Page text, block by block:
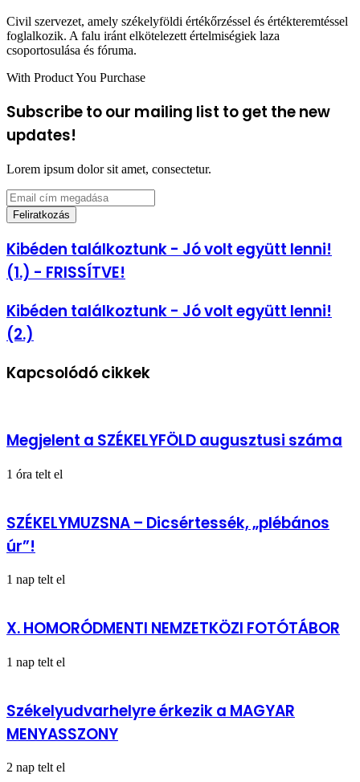
Civil szervezet, amely székelyföldi értékőrzéssel és értékteremtéssel
foglalkozik. A falu iránt elkötelezett értelmiségiek laza
csoportosulása és fóruma.
With Product You Purchase
Subscribe to our mailing list to get the new
updates!
Lorem ipsum dolor sit amet, consectetur.
Email
cím
megadása
Kibéden
találkoztunk
-
volt
együtt
lenni!
(1.)
FRISSÍTVE!
Kibéden találkoztunk - Jó volt együtt lenni!
(1.) - FRISSÍTVE!
Kibéden
találkoztunk
-
együtt
Kibéden találkoztunk - Jó volt együtt lenni!
(2.)
Kapcsolódó cikkek
Megjelent a SZÉKELYFÖLD augusztusi száma
1 óra telt el
SZÉKELYMUZSNA – Dicsértessék, „plébános
úr”!
1 nap telt el
X. HOMORÓDMENTI NEMZETKÖZI FOTÓTÁBOR
1 nap telt el
Székelyudvarhelyre érkezik a MAGYAR
MENYASSZONY
2 nap telt el